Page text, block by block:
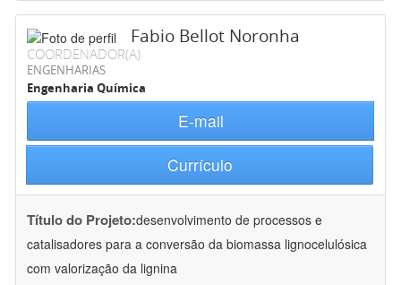
Fabio Bellot Noronha
COORDENADOR(A)
ENGENHARIAS
Engenharia Química
E-mail
Currículo
Título do Projeto:desenvolvimento de processos e
catalisadores para a conversão da biomassa lignocelulósica
com valorização da lignina